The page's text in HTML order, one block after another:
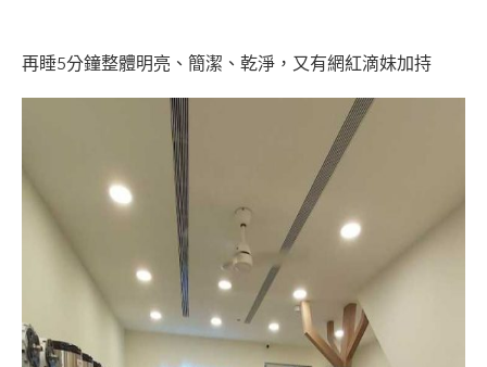
再睡5分鐘整體明亮、簡潔、乾淨，又有網紅滴妹加持